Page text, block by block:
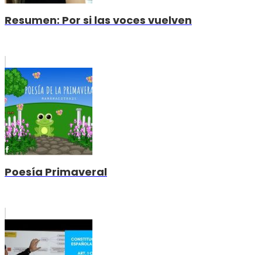
Resumen: Por si las voces vuelven
Poesía Primaveral